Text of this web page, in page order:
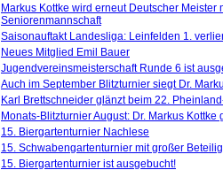
Markus Kottke wird erneut Deutscher Meister
Seniorenmannschaft
Saisonauftakt Landesliga: Leinfelden 1.
Neues Mitglied Emil Bauer
Jugendvereinsmeisterschaft Runde 6 ist
Auch im September Blitzturnier siegt Dr.
Karl Brettschneider glänzt beim 22.
Monats-Blitzturnier August: Dr. Markus Kottke
15. Biergartenturnier Nachlese
15. Schwabengartenturnier mit großer
15. Biergartenturnier ist ausgebucht!